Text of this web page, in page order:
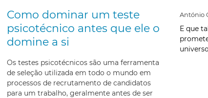
Como dominar um teste
psicotécnico antes que ele o
domine a si
Os testes psicotécnicos são uma ferramenta
de seleção utilizada em todo o mundo em
processos de recrutamento de candidatos
para um trabalho, geralmente antes de ser
António
E que